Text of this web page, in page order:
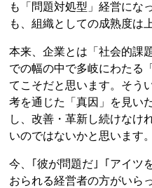
も「問題対処型」経営にな
も、組織としての成熟度は
本来、企業とは「社会的課
での幅の中で多岐にわたる
てこそだと思います。そう
考を通じた「真因」を見い
し、改善・革新し続けなけ
いのではないかと思います。
今、｢彼が問題だ｣「アイ
おられる経営者の方がいら